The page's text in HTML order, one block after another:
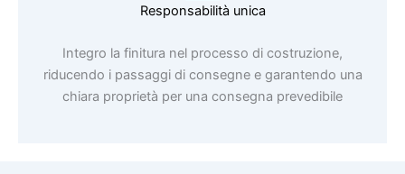
Responsabilità unica
Integro la finitura nel processo di costruzione,
riducendo i passaggi di consegne e garantendo una
chiara proprietà per una consegna prevedibile